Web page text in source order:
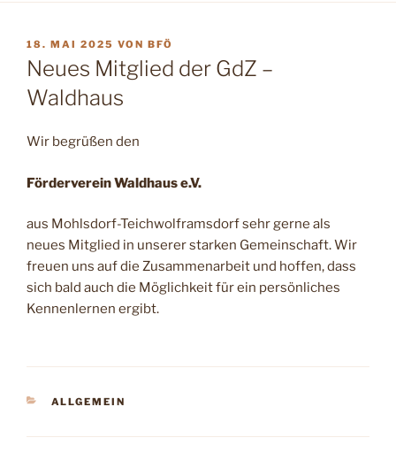
VERÖFFENTLICHT
AM
18. MAI 2025 VON BFÖ
Neues Mitglied der GdZ –
Waldhaus
Wir begrüßen den
Förderverein Waldhaus e.V.
aus Mohlsdorf-Teichwolframsdorf sehr gerne als
neues Mitglied in unserer starken Gemeinschaft. Wir
freuen uns auf die Zusammenarbeit und hoffen, dass
sich bald auch die Möglichkeit für ein persönliches
Kennenlernen ergibt.
KATEGORIEN
ALLGEMEIN